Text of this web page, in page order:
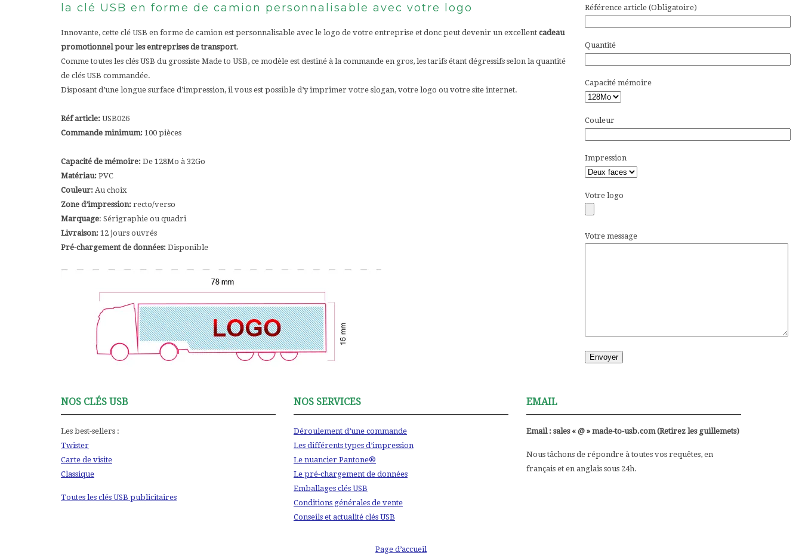
la clé USB en forme de camion personnalisable avec votre logo
Innovante, cette clé USB en forme de camion est personnalisable avec le logo de votre entreprise et donc peut devenir un excellent cadeau
promotionnel pour les entreprises de transport.
Comme toutes les clés USB du grossiste Made to USB, ce modèle est destiné à la commande en gros, les tarifs étant dégressifs selon la quantité
de clés USB commandée.
Disposant d’une longue surface d’impression, il vous est possible d’y imprimer votre slogan, votre logo ou votre site internet.
Réf article: USB026
Commande minimum: 100 pièces
Capacité de mémoire: De 128Mo à 32Go
Matériau: PVC
Couleur: Au choix
Zone d’impression: recto/verso
Marquage: Sérigraphie ou quadri
Livraison: 12 jours ouvrés
Pré-chargement de données: Disponible
Référence article (Obligatoire)
Quantité
Capacité mémoire
Couleur
Impression
Votre logo
Votre message
NOS CLÉS USB
Les best-sellers :
Twister
Carte de visite
Classique
Toutes les clés USB publicitaires
NOS SERVICES
Déroulement d’une commande
Les différents types d’impression
Le nuancier Pantone®
Le pré-chargement de données
Emballages clés USB
Conditions générales de vente
Conseils et actualité clés USB
EMAIL
Email : sales « @ » made-to-usb.com (Retirez les guillemets)
Nous tâchons de répondre à toutes vos requêtes, en
français et en anglais sous 24h.
Page d’accueil